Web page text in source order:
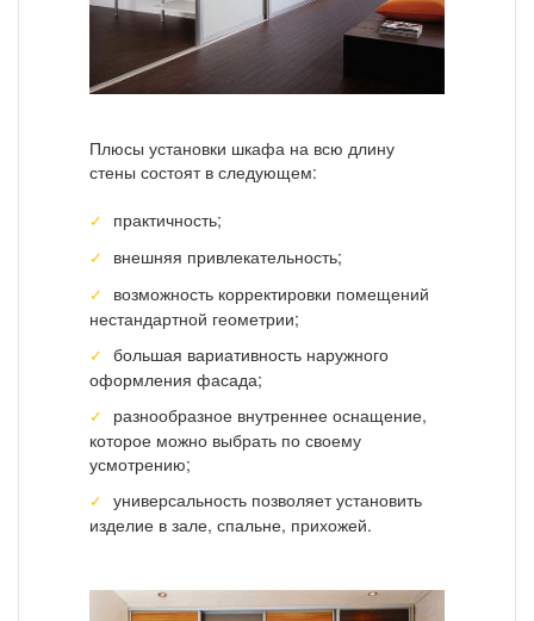
Плюсы установки шкафа на всю длину
стены состоят в следующем:
практичность;
внешняя привлекательность;
возможность корректировки помещений
нестандартной геометрии;
большая вариативность наружного
оформления фасада;
разнообразное внутреннее оснащение,
которое можно выбрать по своему
усмотрению;
универсальность позволяет установить
изделие в зале, спальне, прихожей.